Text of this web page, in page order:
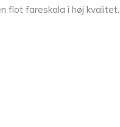
flot fareskala i høj